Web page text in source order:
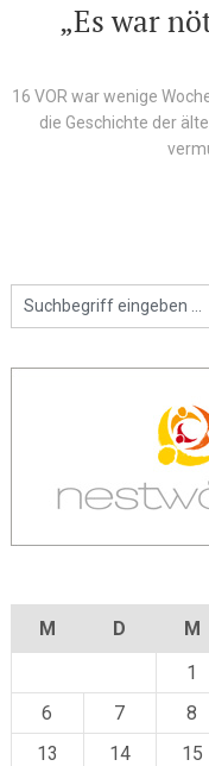
„Es war
16 VOR war wenige
die Geschichte der
M D M
1
6
7 8
13
14 15